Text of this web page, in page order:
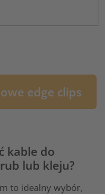
edge clips
kable do
lub kleju?
to idealny wybór,